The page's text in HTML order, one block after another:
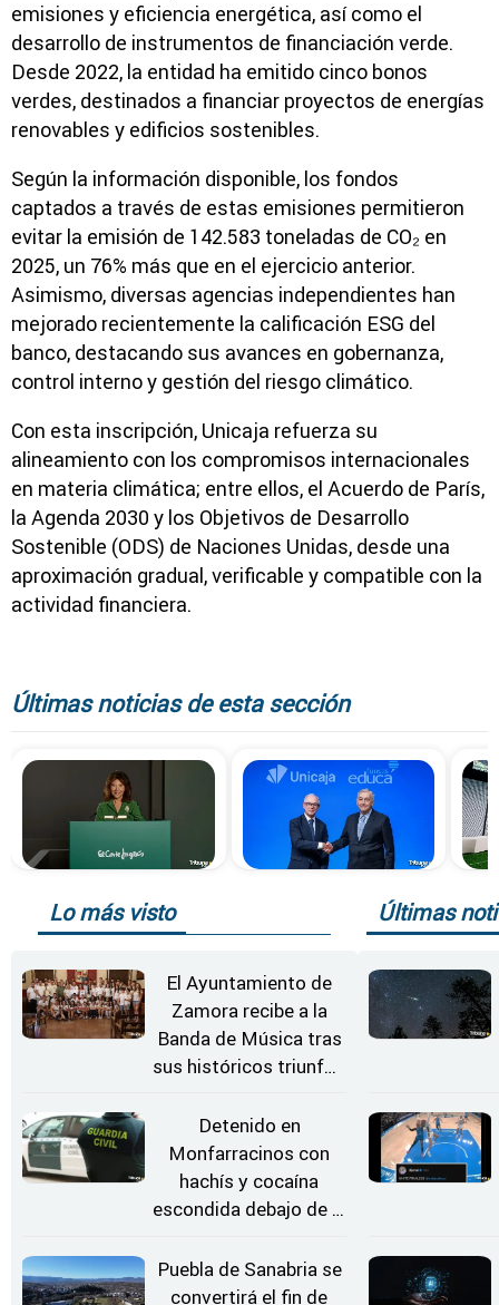
emisiones y eficiencia energética, así como el
desarrollo de instrumentos de financiación verde.
Desde 2022, la entidad ha emitido cinco bonos
verdes, destinados a financiar proyectos de energías
renovables y edificios sostenibles.
Según la información disponible, los fondos
captados a través de estas emisiones permitieron
evitar la emisión de 142.583 toneladas de CO₂ en
2025, un 76% más que en el ejercicio anterior.
Asimismo, diversas agencias independientes han
mejorado recientemente la calificación ESG del
banco, destacando sus avances en gobernanza,
control interno y gestión del riesgo climático.
Con esta inscripción, Unicaja refuerza su
alineamiento con los compromisos internacionales
en materia climática; entre ellos, el Acuerdo de París,
la Agenda 2030 y los Objetivos de Desarrollo
Sostenible (ODS) de Naciones Unidas, desde una
aproximación gradual, verificable y compatible con la
actividad financiera.
Últimas noticias de esta sección
Lo más visto
El Ayuntamiento de
Zamora recibe a la
Banda de Música tras
sus históricos triunfos
Detenido en
Monfarracinos con
hachís y cocaína
escondida debajo de la
coche
Puebla de Sanabria se
convertirá el fin de
Últimas